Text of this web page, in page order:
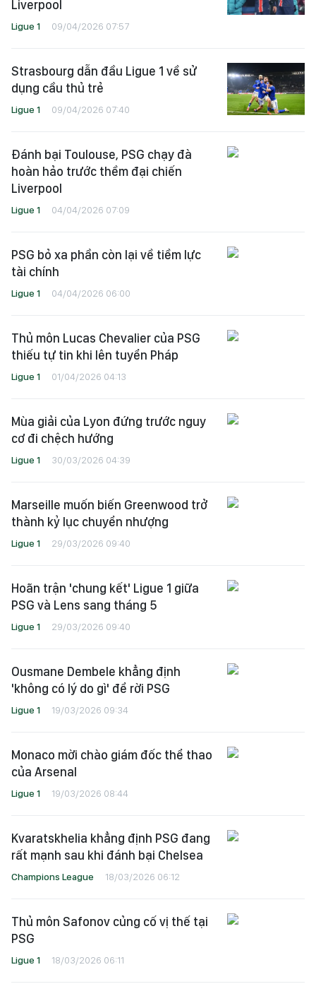
Liverpool
Ligue 1 09/04/2026 07:57
Strasbourg dẫn đầu Ligue 1 về sử
dụng cầu thủ trẻ
Ligue 1 09/04/2026 07:40
Đánh bại Toulouse, PSG chạy đà
hoàn hảo trước thềm đại chiến
Liverpool
Ligue 1 04/04/2026 07:09
PSG bỏ xa phần còn lại về tiềm lực
tài chính
Ligue 1 04/04/2026 06:00
Thủ môn Lucas Chevalier của PSG
thiếu tự tin khi lên tuyển Pháp
Ligue 1 01/04/2026 04:13
Mùa giải của Lyon đứng trước nguy
cơ đi chệch hướng
Ligue 1 30/03/2026 04:39
Marseille muốn biến Greenwood trở
thành kỷ lục chuyển nhượng
Ligue 1 29/03/2026 09:40
Hoãn trận 'chung kết' Ligue 1 giữa
PSG và Lens sang tháng 5
Ligue 1 29/03/2026 09:40
Ousmane Dembele khẳng định
'không có lý do gì' để rời PSG
Ligue 1 19/03/2026 09:34
Monaco mời chào giám đốc thể thao
của Arsenal
Ligue 1 19/03/2026 08:44
Kvaratskhelia khẳng định PSG đang
rất mạnh sau khi đánh bại Chelsea
Champions League 18/03/2026 06:12
Thủ môn Safonov củng cố vị thế tại
PSG
Ligue 1 18/03/2026 06:11